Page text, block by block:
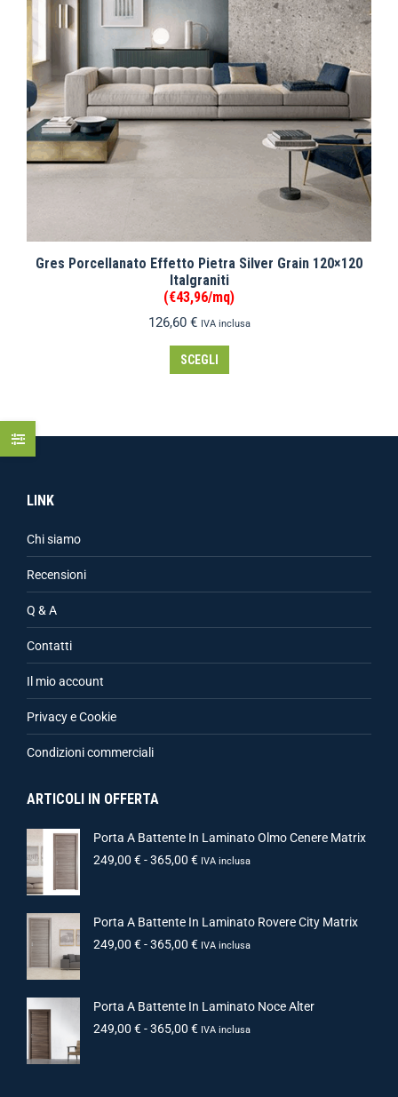
Gres Porcellanato Effetto Pietra Silver Grain 120×120
Italgraniti
(€43,96/mq)
126,60 € IVA inclusa
SCEGLI
LINK
Chi siamo
Recensioni
Q & A
Contatti
Il mio account
Privacy e Cookie
Condizioni commerciali
ARTICOLI IN OFFERTA
Porta A Battente In Laminato Olmo Cenere Matrix
249,00 €-365,00 € IVA inclusa
Porta A Battente In Laminato Rovere City Matrix
249,00 €-365,00 € IVA inclusa
Porta A Battente In Laminato Noce Alter
249,00 €-365,00 € IVA inclusa